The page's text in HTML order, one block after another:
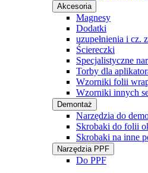
Akcesoria
Magnesy
Dodatki
uzupełnienia i cz.
Ściereczki
Specjalistyczne
Torby dla
Wzorniki folii
Wzorniki innych
Demontaż
Narzędzia do
Skrobaki do folii
Skrobaki na inne
Narzędzia PPF
Do PPF